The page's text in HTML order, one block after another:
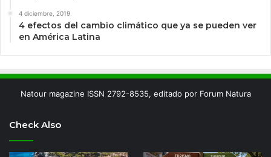
4 diciembre, 2019
4 efectos del cambio climático que ya se pueden ver
en América Latina
Natour magazine ISSN 2792-8535, editado por Forum Natura
Check Also